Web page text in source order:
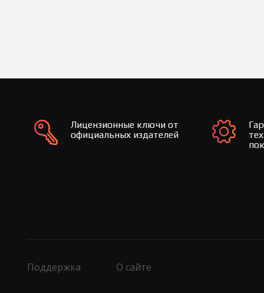
Лицензионные ключи от
официальных издателей
Поддержка О сайте